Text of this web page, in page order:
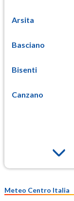
Arsita
Basciano
Bisenti
Canzano
Meteo Centro Italia